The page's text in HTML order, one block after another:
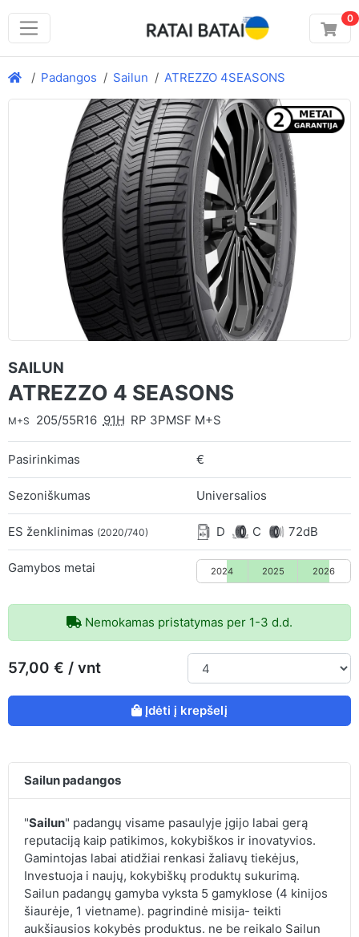
0
Padangos Sailun ATREZZO 4SEASONS
SAILUN
ATREZZO 4 SEASONS
M+S 205/55R16 91H RP 3PMSF M+S
Pasirinkimas €
Sezoniškumas Universalios
ES ženklinimas (2020/740) D C 72dB
Gamybos metai 2024 2025 2026
Nemokamas pristatymas per 1-3 d.d.
57,00 € / vnt
Įdėti į krepšelį
Sailun padangos
"Sailun" padangų visame pasaulyje įgijo labai gerą
reputaciją kaip patikimos, kokybiškos ir inovatyvios.
Gamintojas labai atidžiai renkasi žaliavų tiekėjus,
Investuoja i naujų, kokybiškų produktų sukurimą.
Sailun padangų gamyba vyksta 5 gamyklose (4 kinijos
šiaurėje, 1 vietname). pagrindinė misija- teikti
aukšiausios kokybės produktus. ne be reikalo Sailun